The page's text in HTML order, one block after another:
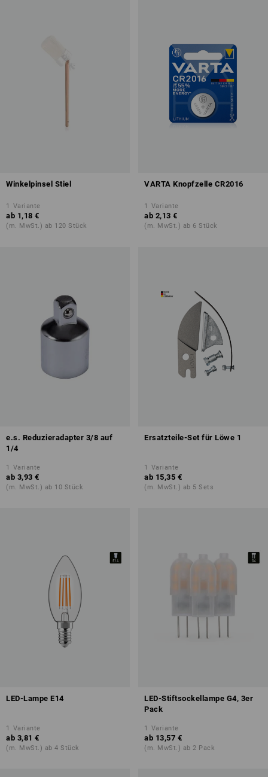
Winkelpinsel Stiel
1 Variante
ab 1,18 €
(m. MwSt.) ab 120 Stück
VARTA Knopfzelle CR2016
1 Variante
ab 2,13 €
(m. MwSt.) ab 6 Stück
e.s. Reduzieradapter 3/8 auf
1/4
1 Variante
ab 3,93 €
(m. MwSt.) ab 10 Stück
Ersatzteile-Set für Löwe 1
1 Variante
ab 15,35 €
(m. MwSt.) ab 5 Sets
LED-Lampe E14
1 Variante
ab 3,81 €
(m. MwSt.) ab 4 Stück
LED-Stiftsockellampe G4, 3er
Pack
1 Variante
ab 13,57 €
(m. MwSt.) ab 2 Pack